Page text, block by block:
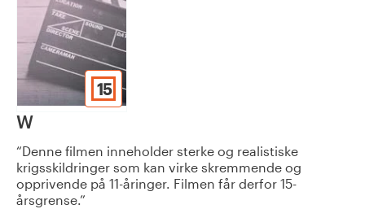
15
W
Denne filmen inneholder sterke og realistiske
krigsskildringer som kan virke skremmende og
opprivende på 11-åringer. Filmen får derfor 15-
årsgrense.